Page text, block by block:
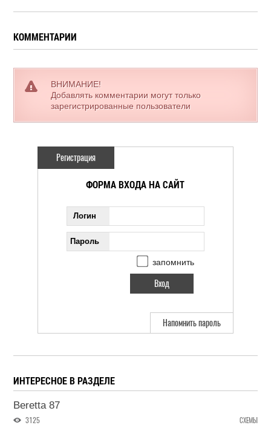
КОММЕНТАРИИ
ВНИМАНИЕ!
Добавлять комментарии могут только
зарегистрированные пользователи
Регистрация
ФОРМА ВХОДА НА САЙТ
Логин
Пароль
запомнить
Напомнить пароль
ИНТЕРЕСНОЕ В РАЗДЕЛЕ
Beretta 87
3125 СХЕМЫ